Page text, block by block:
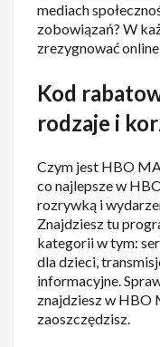
mediach
zobowiązań? W
zrezygnować
Kod
rodzaje i
Czym jest HBO
co najlepsze w
rozrywką i
Znajdziesz tu
kategorii w tym:
dla dzieci,
informacyjne.
znajdziesz w HBO
zaoszczędzisz.